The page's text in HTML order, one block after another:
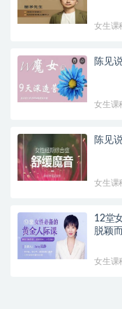
女生课
陈见
女生课
陈见
女生课
12堂
脱颖
女生课